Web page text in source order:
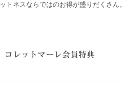
ットネスならではのお得が盛りだくさん。